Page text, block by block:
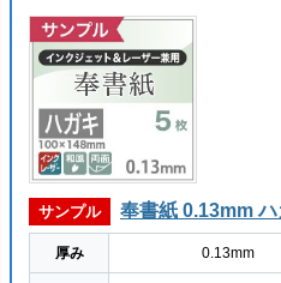
サンプル 奉書紙 0.13mm
厚み 0.13mm